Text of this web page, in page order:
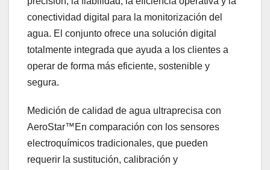
conectividad digital para la monitorización del
agua. El conjunto ofrece una solución digital
totalmente integrada que ayuda a los clientes a
operar de forma más eficiente, sostenible y
segura.
Medición de calidad de agua ultraprecisa con
AeroStar™En comparación con los sensores
electroquímicos tradicionales, que pueden
requerir la sustitución, calibración y